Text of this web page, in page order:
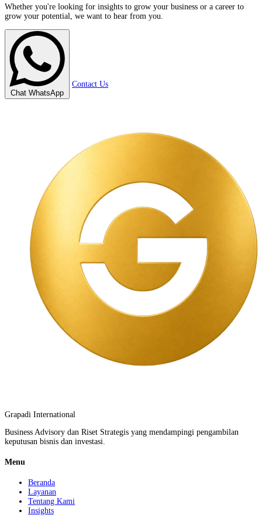
Whether you're looking for insights to grow your business or a career to
grow your potential, we want to hear from you.
Chat WhatsApp
Contact Us
Grapadi International
Business Advisory dan Riset Strategis yang mendampingi pengambilan
keputusan bisnis dan investasi.
Menu
Beranda
Layanan
Tentang Kami
Insights